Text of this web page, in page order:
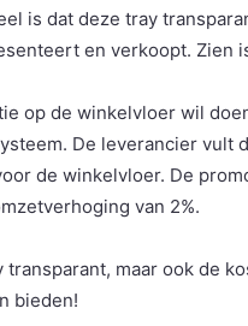
is dat deze tray
en verkoopt. Zien
op de winkelvloer wil
De leverancier vult
de winkelvloer. De
van 2%.
maar ook de
bieden!